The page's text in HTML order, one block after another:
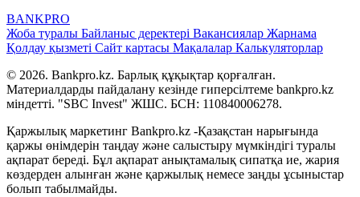
BANKPRO
Жоба туралы Байланыс деректері Вакансиялар Жарнама
Қолдау қызметі Сайт картасы Мақалалар Калькуляторлар
© 2026. Bankpro.kz. Барлық құқықтар қорғалған.
Материалдарды пайдалану кезінде гиперсілтеме bankpro.kz
міндетті. "SBC Invest" ЖШС. БСН: 110840006278.
Қаржылық маркетинг Bankpro.kz -Қазақстан нарығында
қаржы өнімдерін таңдау және салыстыру мүмкіндігі туралы
ақпарат береді. Бұл ақпарат анықтамалық сипатқа ие, жария
көздерден алынған және қаржылық немесе заңды ұсыныстар
болып табылмайды.